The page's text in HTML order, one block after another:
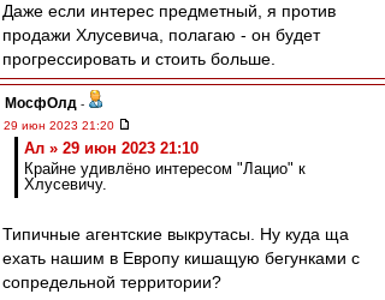
Даже если интерес предметный, я против
продажи Хлусевича, полагаю - он будет
прогрессировать и стоить больше.
МосфОлд -
29 июн 2023 21:20
Ал » 29 июн 2023 21:10
Крайне удивлёно интересом "Лацио" к
Хлусевичу.
Типичные агентские выкрутасы. Ну куда ща
ехать нашим в Европу кишащую бегунками с
сопредельной территории?